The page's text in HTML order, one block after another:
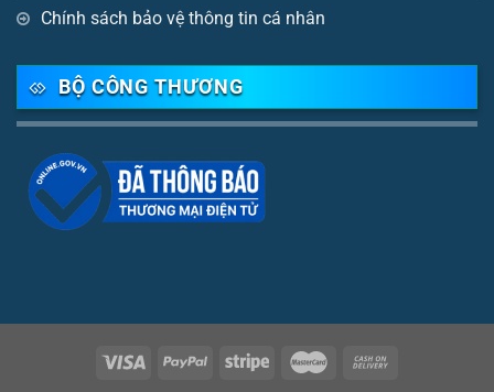
Chính sách bảo vệ thông tin cá nhân
BỘ CÔNG THƯƠNG